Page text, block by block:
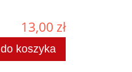
13,00 zł
do koszyka